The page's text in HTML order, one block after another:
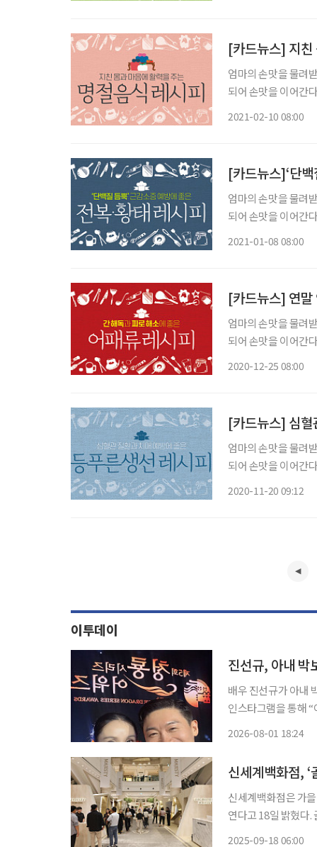
[카드뉴스] 지친
엄마의 손맛을 물려
되어 손맛을 이어간
2021-02-10 08:00
[카드뉴스]‘단
엄마의 손맛을 물려
되어 손맛을 이어간
2021-01-08 08:00
[카드뉴스] 연말
엄마의 손맛을 물려
되어 손맛을 이어간
2020-12-25 08:00
[카드뉴스] 심혈
엄마의 손맛을 물려
되어 손맛을 이어간
2020-11-20 09:12
이투데이
진선규, 아내
배우 진선규가 아내 박보
인스타그램을 통해
2026-08-01 18:24
신세계백화점, ‘
신세계백화점은 가
연다고 18일 밝혔다. 골프 페어에서는 단독 상품·브랜드는 물론 다양한 팝업스토어와 대형 할
2025-09-18 06:00